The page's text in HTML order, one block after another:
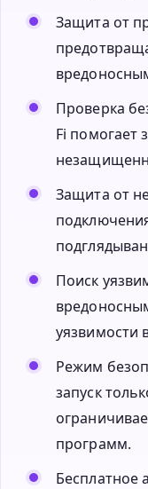
Защита от
Проверка
Fi помогает
Защита от
Поиск
уязвимости
Режим
запуск
программ.
Бесплатное